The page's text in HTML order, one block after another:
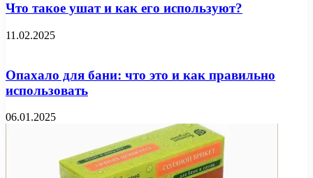
Что такое ушат и как его используют?
11.02.2025
Опахало для бани: что это и как правильно
использовать
06.01.2025